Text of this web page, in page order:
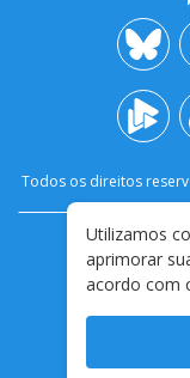
Todos os direitos
Utilizamos
aprimorar
acordo com